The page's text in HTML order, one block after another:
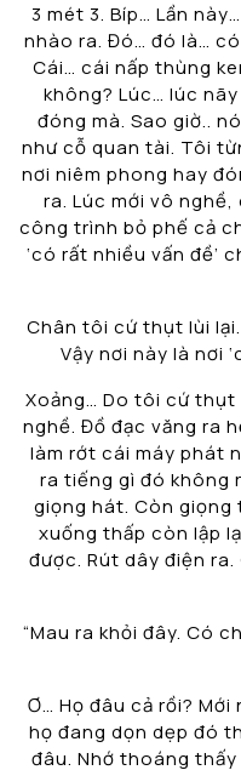
3 mét 3. Bíp… Lần
nhào ra. Đó… đó là…
Cái… cái nấp thùng
không? Lúc… lúc
đóng mà. Sao giờ..
như cỗ quan tài. Tôi
nơi niêm phong hay
ra. Lúc mới vô
công trình bỏ phế cả
‘có rất nhiều vấn đề’
Chân tôi cứ thụt lùi
Vậy nơi này là nơi
Xoảng… Do tôi cứ
nghề. Đồ đạc văng ra
làm rớt cái máy phát
ra tiếng gì đó không
giọng hát. Còn
xuống thấp còn lập
được. Rút dây điện
“Mau ra khỏi đây. Có
Ơ… Họ đâu cả rồi?
họ đang dọn dẹp đó
đâu. Nhớ thoáng